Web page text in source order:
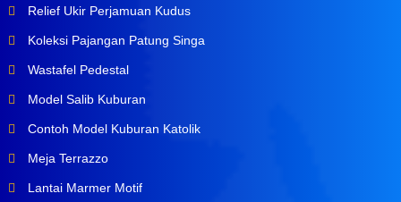
Relief Ukir Perjamuan Kudus
Koleksi Pajangan Patung Singa
Wastafel Pedestal
Model Salib Kuburan
Contoh Model Kuburan Katolik
Meja Terrazzo
Lantai Marmer Motif